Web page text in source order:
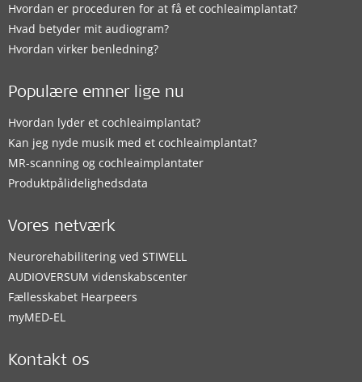
Hvordan er proceduren for at få et cochleaimplantat?
Hvad betyder mit audiogram?
Hvordan virker benledning?
Populære emner lige nu
Hvordan lyder et cochleaimplantat?
Kan jeg nyde musik med et cochleaimplantat?
MR-scanning og cochleaimplantater
Produktpålidelighedsdata
Vores netværk
Neurorehabilitering ved STIWELL
AUDIOVERSUM videnskabscenter
Fællesskabet Hearpeers
myMED‑EL
Kontakt os